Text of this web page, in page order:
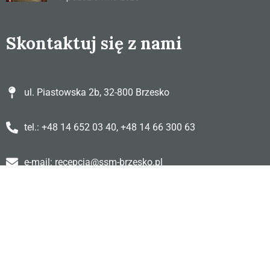
Skontaktuj się z nami
ul. Piastowska 2b, 32-800 Brzesko
tel.: +48 14 652 03 40, +48 14 66 300 63
e-mail: recepcja@ssm-brzesko.pl